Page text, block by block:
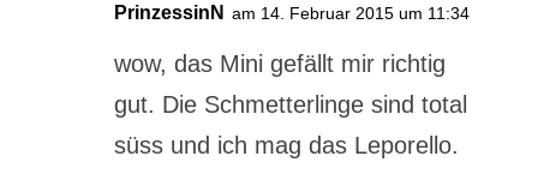
PrinzessinN am 14. Februar 2015 um 11:34
wow, das Mini gefällt mir richtig
gut. Die Schmetterlinge sind total
süss und ich mag das Leporello.